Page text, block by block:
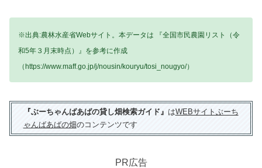
※出典:農林水産省Webサイト。本データは 『全国市民農園リスト（令
和5年３月末時点）』を参考に作成
（https://www.maff.go.jp/j/nousin/kouryu/tosi_nougyo/）
『ぶーちゃんばあばの貸し畑検索ガイド』 はWEBサイトぶーち
ゃんばあばの畑のコンテンツです
PR広告